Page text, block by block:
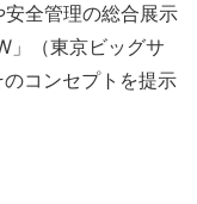
全管理の総合展示
」（東京ビッグサ
コンセプトを提示